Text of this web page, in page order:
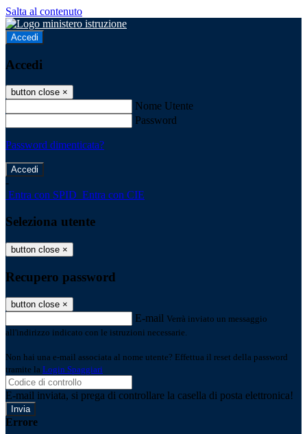
Salta al contenuto
Accedi
Accedi
button close ×
Nome Utente
Password
Password dimenticata?
-
Entra con SPID Entra con CIE
Seleziona utente
button close ×
Recupero password
button close ×
E-mail Verrà inviato un messaggio
all'indirizzo indicato con le istruzioni necessarie.
Non hai una e-mail associata al nome utente? Effettua il reset della password
tramite la Login Spaggiari
E-mail inviata, si prega di controllare la casella di posta elettronica!
Errore